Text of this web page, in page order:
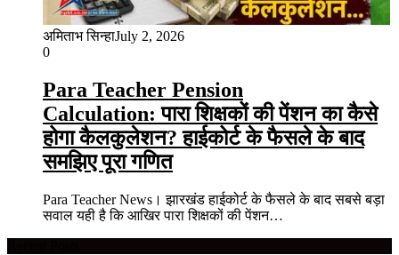
अमिताभ सिन्हाJuly 2, 2026
0
Para Teacher Pension
Calculation: पारा शिक्षकों की पेंशन का कैसे
होगा कैलकुलेशन? हाईकोर्ट के फैसले के बाद
समझिए पूरा गणित
Para Teacher News। झारखंड हाईकोर्ट के फैसले के बाद सबसे बड़ा
सवाल यही है कि आखिर पारा शिक्षकों की पेंशन…